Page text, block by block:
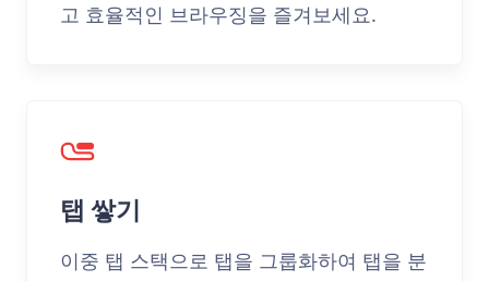
고 효율적인 브라우징을 즐겨보세요.
탭 쌓기
이중 탭 스택으로 탭을 그룹화하여 탭을 분